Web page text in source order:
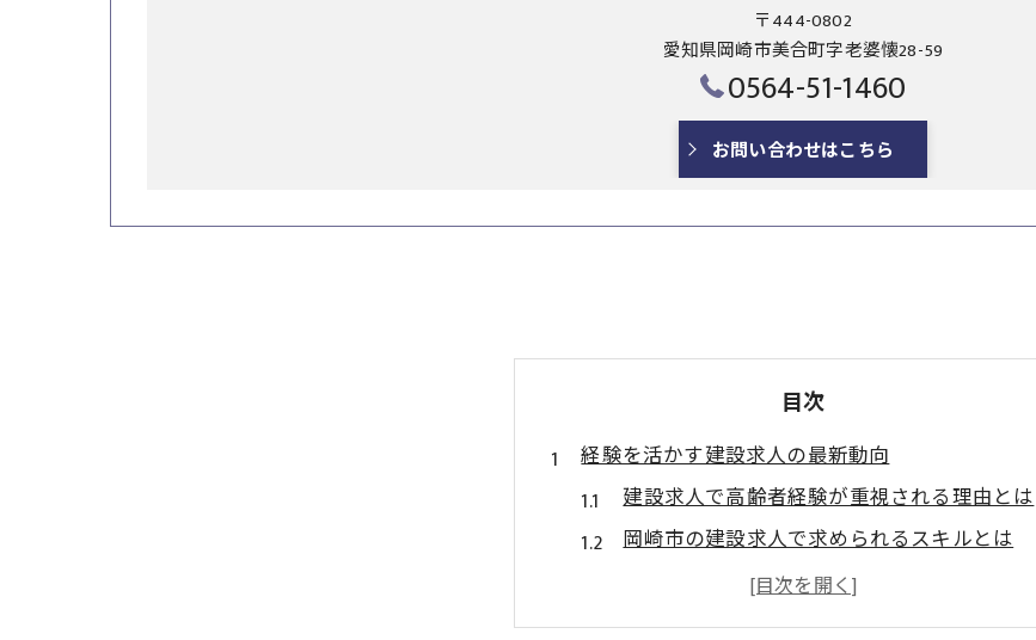
〒444-0802
愛知県岡崎市美合町字老婆懐28-59
0564-51-1460
お問い合わせはこちら
目次
経験を活かす建設求人の最新動向
建設求人で高齢者経験が重視される理由とは
岡崎市の建設求人で求められるスキルとは
シニアが活躍できる建設求人の特徴を解説
中高年層に人気の建設求人と現場の実情